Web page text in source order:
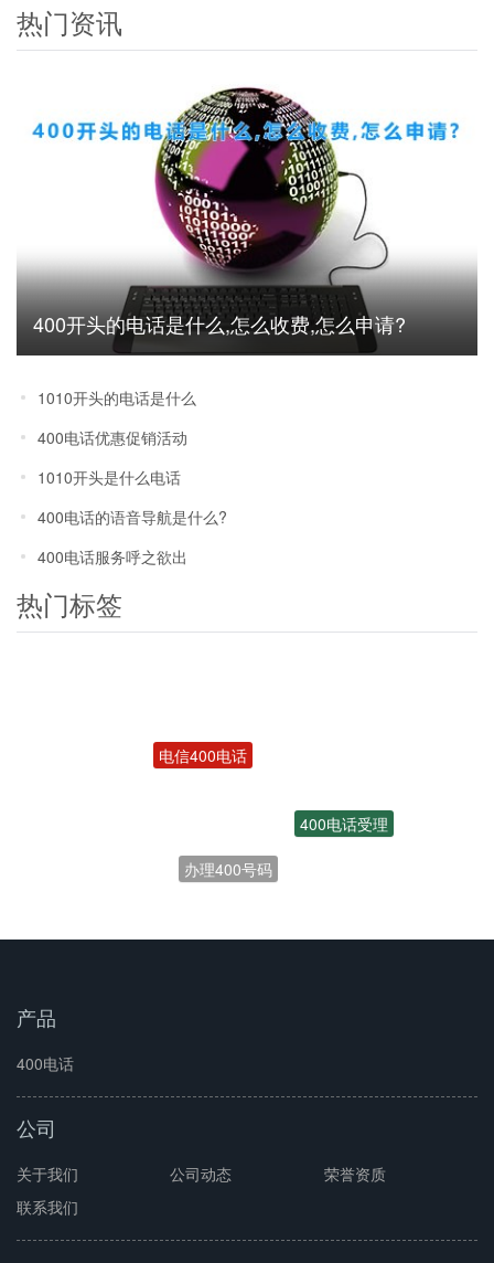
热门资讯
400开头的电话是什么,怎么收费,怎么申请?
1010开头的电话是什么
400电话优惠促销活动
1010开头是什么电话
400电话的语音导航是什么?
400电话服务呼之欲出
热门标签
400电话受理
产品
400电话
公司
关于我们 公司动态
荣誉资质
联系我们